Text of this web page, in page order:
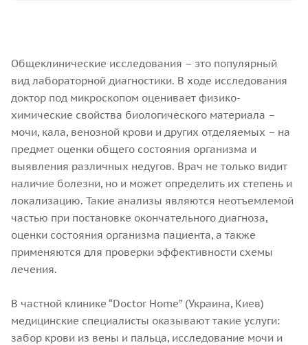
Общеклинические исследования – это популярный
вид лабораторной диагностики. В ходе исследования
доктор под микроскопом оценивает физико-
химические свойства биологического материала –
мочи, кала, венозной крови и других отделяемых – на
предмет оценки общего состояния организма и
выявления различных недугов. Врач не только видит
наличие болезни, но и может определить их степень и
локализацию. Такие анализы являются неотъемлемой
частью при постановке окончательного диагноза,
оценки состояния организма пациента, а также
применяются для проверки эффективности схемы
лечения.
В частной клинике “Doctor Home” (Украина, Киев)
медицинские специалисты оказывают такие услуги:
забор крови из вены и пальца, исследование мочи и